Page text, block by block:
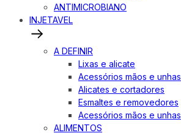
ANTIMICROBIANO
INJETAVEL
A DEFINIR
Lixas e alicate
Acessórios mãos e unhas
Alicates e cortadores
Esmaltes e removedores
Acessórios mãos e unhas
ALIMENTOS